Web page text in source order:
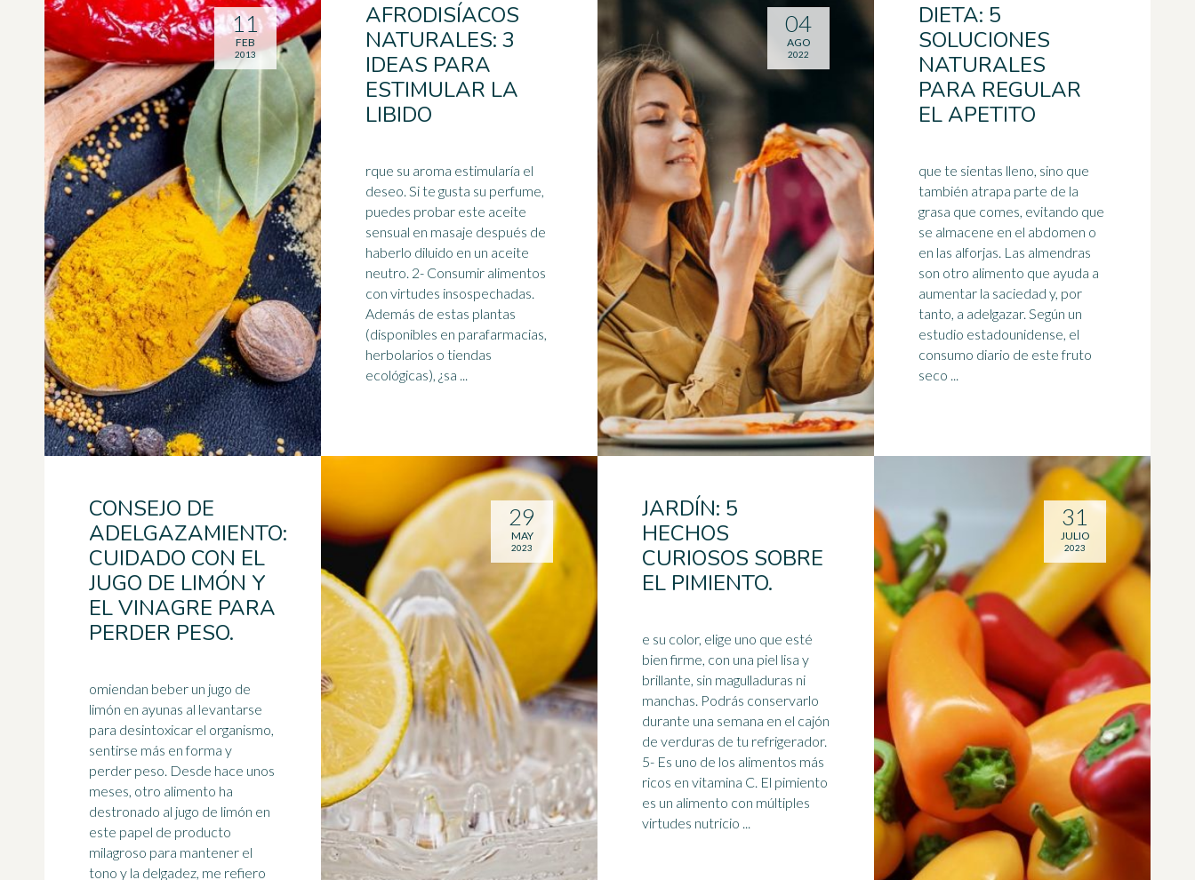
AFRODISÍACOS
NATURALES: 3
IDEAS PARA
ESTIMULAR LA
LIBIDO
rque su aroma estimularía el
deseo. Si te gusta su perfume,
puedes probar este aceite
sensual en masaje después de
haberlo diluido en un aceite
neutro. 2- Consumir alimentos
con virtudes insospechadas.
Además de estas plantas
(disponibles en parafarmacias,
herbolarios o tiendas
ecológicas), ¿sa ...
11
FEB
2013
DIETA: 5
SOLUCIONES
NATURALES
PARA REGULAR
EL APETITO
que te sientas lleno, sino que
también atrapa parte de la
grasa que comes, evitando que
se almacene en el abdomen o
en las alforjas. Las almendras
son otro alimento que ayuda a
aumentar la saciedad y, por
tanto, a adelgazar. Según un
estudio estadounidense, el
consumo diario de este fruto
seco ...
04
AGO
2022
CONSEJO DE
ADELGAZAMIENTO:
CUIDADO CON EL
JUGO DE LIMÓN Y
EL VINAGRE PARA
PERDER PESO.
omiendan beber un jugo de
limón en ayunas al levantarse
para desintoxicar el organismo,
sentirse más en forma y
perder peso. Desde hace unos
meses, otro alimento ha
destronado al jugo de limón en
este papel de producto
milagroso para mantener el
tono y la delgadez, me refiero
29
MAY
2023
JARDÍN: 5
HECHOS
CURIOSOS SOBRE
EL PIMIENTO.
e su color, elige uno que esté
bien firme, con una piel lisa y
brillante, sin magulladuras ni
manchas. Podrás conservarlo
durante una semana en el cajón
de verduras de tu refrigerador.
5- Es uno de los alimentos más
ricos en vitamina C. El pimiento
es un alimento con múltiples
virtudes nutricio ...
31
JULIO
2023